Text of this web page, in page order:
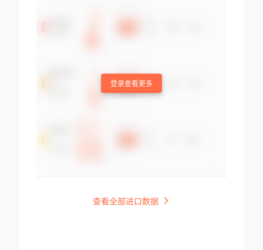
登录查看更多
查看全部进口数据